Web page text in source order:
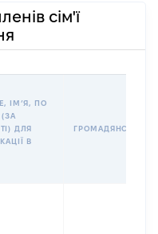
сім'ї
ІМʼЯ, ПО
(ЗА
ДЛЯ
В
ГРОМАДЯНСТВО